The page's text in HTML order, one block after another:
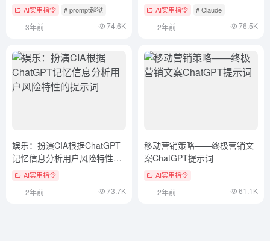
AI实用指令 # prompt越狱
3年前 74.6K
AI实用指令 # Claude
2年前 76.5K
娱乐：扮演CIA根据ChatGPT
记忆信息分析用户风险特性的
提示词
AI实用指令
2年前 73.7K
移动营销策略——终极营销文
案ChatGPT提示词
AI实用指令
2年前 61.1K